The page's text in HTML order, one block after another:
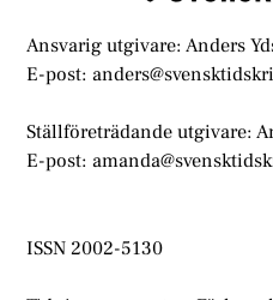
Ansvarig utgivare: Anders
E-post:
Ställföreträdande utgivare:
E-post:
ISSN 2002-5130